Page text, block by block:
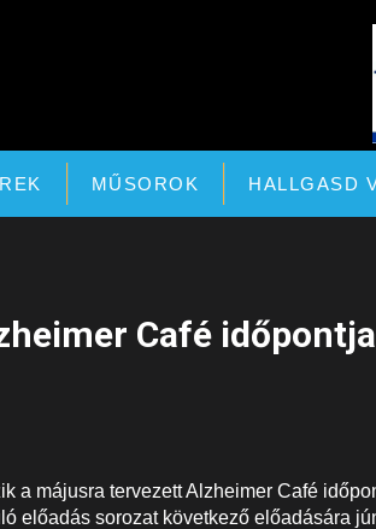
MŰSOROK HALLGASD
Café időpontja
a májusra tervezett Alzheimer Café
előadás sorozat következő előadására